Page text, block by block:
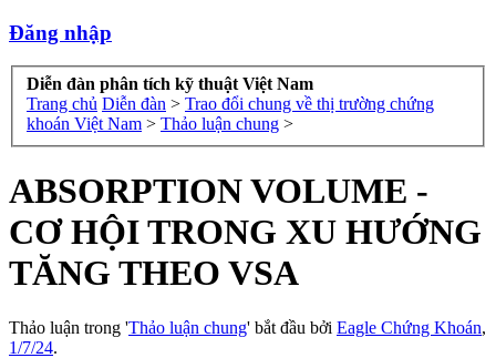
Đăng nhập
Diễn đàn phân tích kỹ thuật Việt Nam
Trang chủ Diễn đàn > Trao đổi chung về thị trường chứng
khoán Việt Nam > Thảo luận chung >
ABSORPTION VOLUME -
CƠ HỘI TRONG XU HƯỚNG
TĂNG THEO VSA
Thảo luận trong 'Thảo luận chung' bắt đầu bởi Eagle Chứng Khoán,
1/7/24.